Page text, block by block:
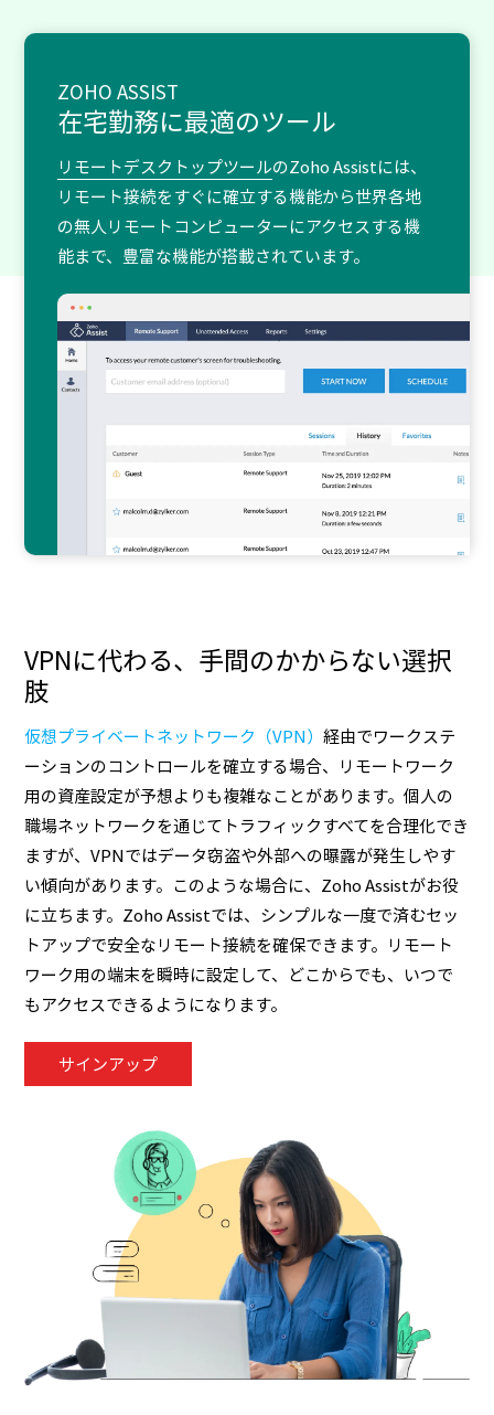
ZOHO ASSIST
在宅勤務に最適のツール
リモートデスクトップツールのZoho Assistには、
リモート接続をすぐに確立する機能から世界各地
の無人リモートコンピューターにアクセスする機
能まで、豊富な機能が搭載されています。
VPNに代わる、手間のかからない選択
肢
仮想プライベートネットワーク（VPN）経由でワークステ
ーションのコントロールを確立する場合、リモートワーク
用の資産設定が予想よりも複雑なことがあります。個人の
職場ネットワークを通じてトラフィックすべてを合理化でき
ますが、VPNではデータ窃盗や外部への曝露が発生しやす
い傾向があります。このような場合に、Zoho Assistがお役
に立ちます。Zoho Assistでは、シンプルな一度で済むセッ
トアップで安全なリモート接続を確保できます。リモート
ワーク用の端末を瞬時に設定して、どこからでも、いつで
もアクセスできるようになります。
サインアップ